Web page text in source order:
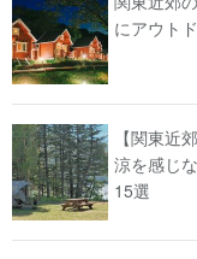
にアウト
【関東近
涼を感じ
15選